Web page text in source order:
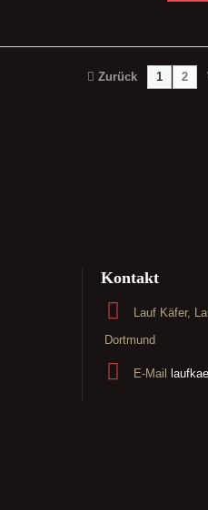
Zurück 1 2
Kontakt
Lauf Käfer,
Dortmund
E-Mail